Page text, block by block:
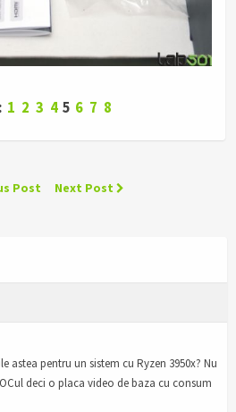
1 2 3 4 5 6 7 8
Post Next Post
astea pentru un sistem cu Ryzen 3950x? Nu
deci o placa video de baza cu consum